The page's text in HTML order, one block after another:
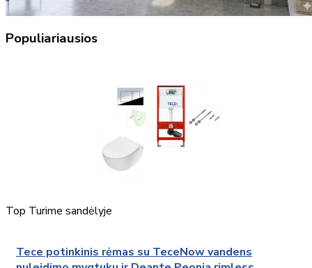
Populiariausios
Top Turime sandėlyje
Tece potinkinis rėmas su TeceNow vandens